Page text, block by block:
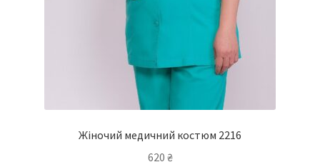
Жіночий медичний костюм 2216
620 ₴